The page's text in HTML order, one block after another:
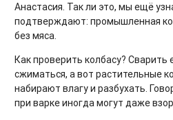
Анастасия. Так ли это, мы ещё
подтверждают: промышленная
без мяса.
Как проверить колбасу?
сжиматься, а вот растительные
набирают влагу и разбухать.
при варке иногда могут даже